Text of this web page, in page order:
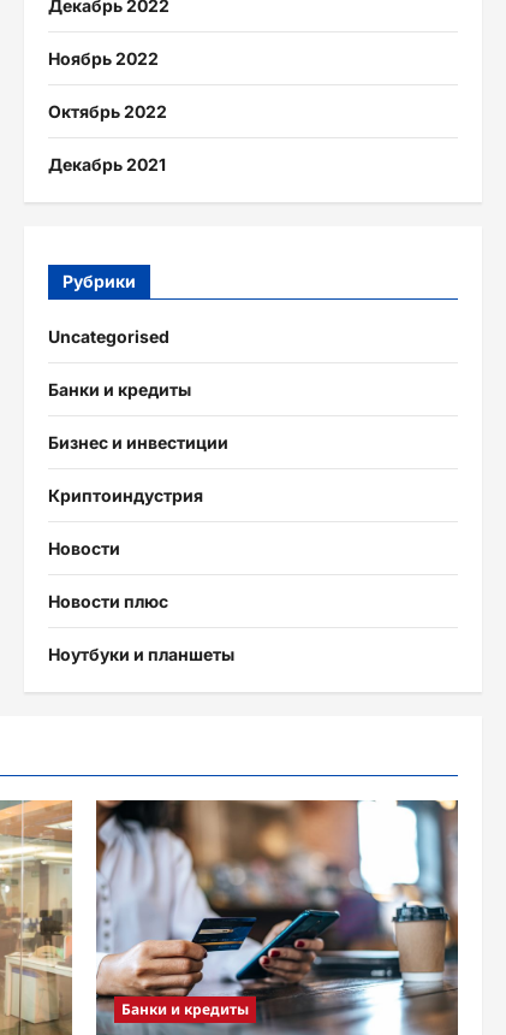
Декабрь 2022
Ноябрь 2022
Октябрь 2022
Декабрь 2021
Рубрики
Uncategorised
Банки и кредиты
Бизнес и инвестиции
Криптоиндустрия
Новости
Новости плюс
Ноутбуки и планшеты
Банки и кредиты